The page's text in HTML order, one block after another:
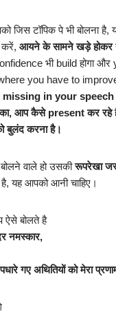
जिस टॉपिक पे भी बोलना है,
करें, आयने के सामने खड़े होकर
भी build होगा
you have to
in your speech
आप कैसे present कर रहे
बुलंद करना है।
वाले हो उसकीरूपरेखा
यह आपको आनी चाहिए।
बोलते है
नमस्कार,
गए अथितियों को मेरा